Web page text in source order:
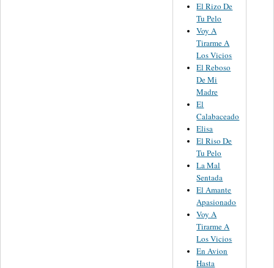
El Rizo De
Tu Pelo
Voy A
Tirarme A
Los Vicios
El Reboso
De Mi
Madre
El
Calabaceado
Elisa
El Riso De
Tu Pelo
La Mal
Sentada
El Amante
Apasionado
Voy A
Tirarme A
Los Vicios
En Avion
Hasta